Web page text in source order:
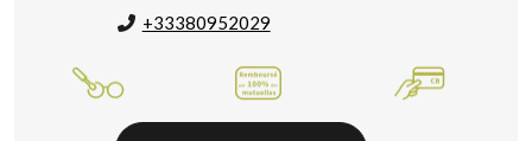
+33380952029